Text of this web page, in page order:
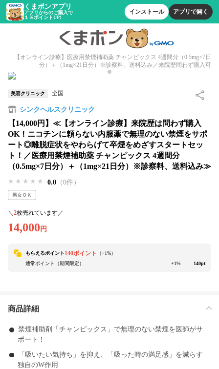
くまポンアプリ
アプリからのご購入で
１％ポイントUP!
インストール アプリで開く
【オンライン診療】医療用禁煙補助薬 チャンピックス 4週間分（0.5mg×7日
分）＋（1mg×21日分）※診察料、送料込み／来院歴問わず購入可
美容クリニック 全国
シンクヘルスクリニック
【14,000円】≪【オンライン診療】来院歴は問わず購入
OK！ニコチンに頼らない内服薬で無理のない禁煙をサポ
ート◎離脱症状をやわらげて卒煙をめざすスタートセッ
ト！／医療用禁煙補助薬 チャンピックス 4週間分
（0.5mg×7日分）＋（1mg×21日分）※診察料、送料込み≫
★★★★★
★★★★★
★★★★★ 0.0 （0件）
男女ＯＫ
＼ 2枚売れています／
14,000 円
もらえるポイント 140ポイント （+1%）
通常ポイント（期間限定）
+1% 140pt
商品詳細
禁煙補助剤「チャンピックス」で無理のない禁煙を医師がサ
ポート！
「吸いたい気持ち」を抑え、「吸った時の満足感」を減らす
独自のW作用